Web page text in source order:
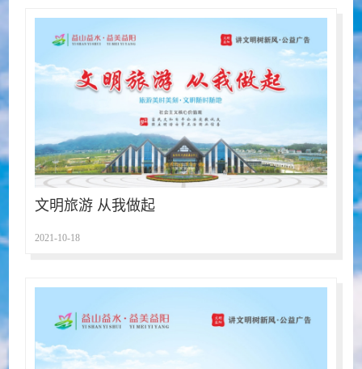
文明旅游 从我做起
2021-10-18